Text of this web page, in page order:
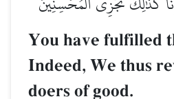
You have fulfilled
Indeed, We thus
doers of good.